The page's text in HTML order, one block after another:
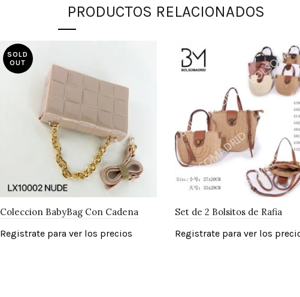
PRODUCTOS RELACIONADOS
SOLD
OUT
Coleccion BabyBag Con Cadena
Registrate para ver los precios
Set de 2 Bolsitos de Rafia
Registrate para ver los